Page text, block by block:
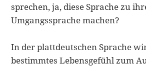
sprechen, ja, diese Sprache zu
Umgangssprache machen?
In der plattdeutschen Sprache
bestimmtes Lebensgefühl zum